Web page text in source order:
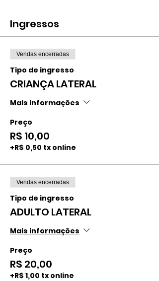
Ingressos
Vendas encerradas
Tipo de ingresso
CRIANÇA LATERAL
Mais informações
Preço
R$ 10,00
+R$ 0,50 tx online
Vendas encerradas
Tipo de ingresso
ADULTO LATERAL
Mais informações
Preço
R$ 20,00
+R$ 1,00 tx online